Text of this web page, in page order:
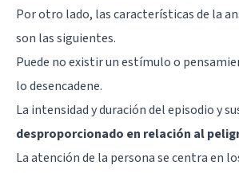
Por otro lado, las características de la
son las siguientes.
Puede no existir un estímulo o
lo desencadene.
La intensidad y duración del episodio y
desproporcionado en relación al
La atención de la persona se centra en